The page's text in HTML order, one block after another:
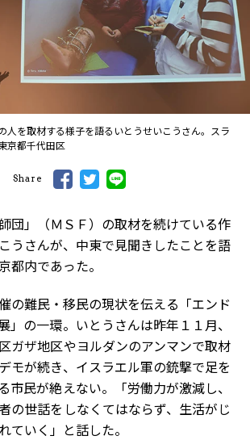
人を取材する様子を語るいとうせいこうさん。スラ
京都千代田区
Share
団」（ＭＳＦ）の取材を続けている作
うさんが、中東で見聞きしたことを語
都内であった。
の難民・移民の現状を伝える「エンド
」の一環。いとうさんは昨年１１月、
ガザ地区やヨルダンのアンマンで取材
モが続き、イスラエル軍の銃撃で足を
市民が絶えない。「労働力が激減し、
の世話をしなくてはならず、生活がじ
ていく」と話した。